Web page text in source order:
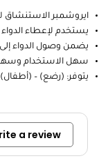
ايروشمبر الاستنشاق
يستخدم لإعطاء
يضمن وصول الدواء إلى
سهل الاستخدام
يتوفر: (رضع) – (أطفال)
a review